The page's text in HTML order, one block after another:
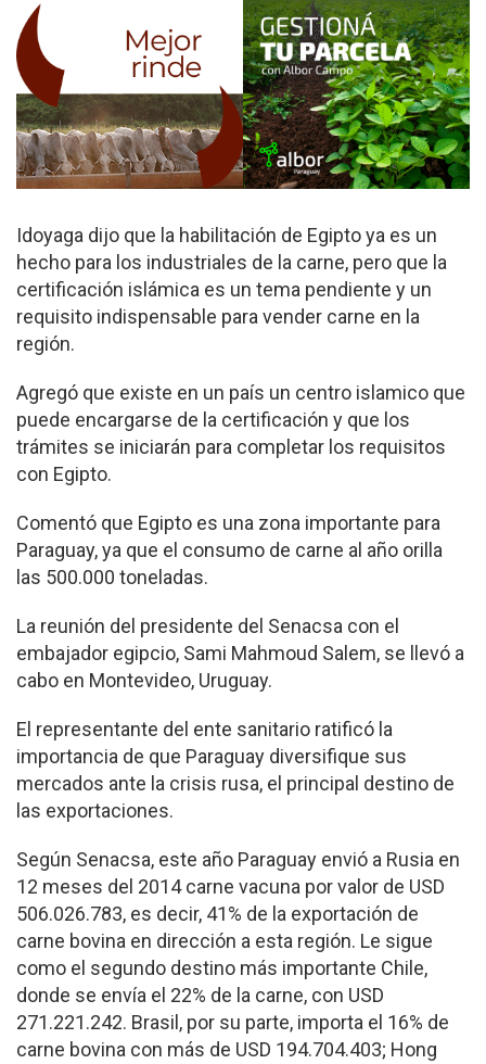
Idoyaga dijo que la habilitación de Egipto ya es un
hecho para los industriales de la carne, pero que la
certificación islámica es un tema pendiente y un
requisito indispensable para vender carne en la
región.
Agregó que existe en un país un centro islamico que
puede encargarse de la certificación y que los
trámites se iniciarán para completar los requisitos
con Egipto.
Comentó que Egipto es una zona importante para
Paraguay, ya que el consumo de carne al año orilla
las 500.000 toneladas.
La reunión del presidente del Senacsa con el
embajador egipcio, Sami Mahmoud Salem, se llevó a
cabo en Montevideo, Uruguay.
El representante del ente sanitario ratificó la
importancia de que Paraguay diversifique sus
mercados ante la crisis rusa, el principal destino de
las exportaciones.
Según Senacsa, este año Paraguay envió a Rusia en
12 meses del 2014 carne vacuna por valor de USD
506.026.783, es decir, 41% de la exportación de
carne bovina en dirección a esta región. Le sigue
como el segundo destino más importante Chile,
donde se envía el 22% de la carne, con USD
271.221.242. Brasil, por su parte, importa el 16% de
carne bovina con más de USD 194.704.403; Hong